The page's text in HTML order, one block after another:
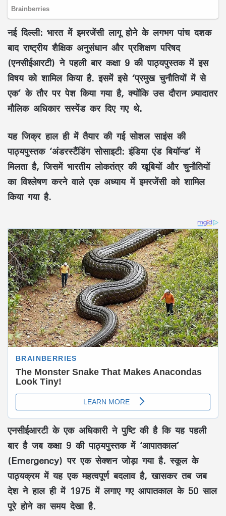
नई दिल्ली: भारत में इमरजेंसी लागू होने के लगभग पांच दशक
बाद राष्ट्रीय शैक्षिक अनुसंधान और प्रशिक्षण परिषद
(एनसीईआरटी) ने पहली बार कक्षा 9 की पाठ्यपुस्तक में इस
विषय को शामिल किया है. इसमें इसे ‘प्रमुख चुनौतियों में से
एक’ के तौर पर पेश किया गया है, क्योंकि उस दौरान ज़्यादातर
मौलिक अधिकार सस्पेंड कर दिए गए थे.
यह जिक्र हाल ही में तैयार की गई सोशल साइंस की
पाठ्यपुस्तक ‘अंडरस्टैंडिंग सोसाइटी: इंडिया एंड बियॉन्ड’ में
मिलता है, जिसमें भारतीय लोकतंत्र की खूबियों और चुनौतियों
का विश्लेषण करने वाले एक अध्याय में इमरजेंसी को शामिल
किया गया है.
एनसीईआरटी के एक अधिकारी ने पुष्टि की है कि यह पहली
बार है जब कक्षा 9 की पाठ्यपुस्तक में ‘आपातकाल’
(Emergency) पर एक सेक्शन जोड़ा गया है. स्कूल के
पाठ्यक्रम में यह एक महत्वपूर्ण बदलाव है, खासकर तब जब
देश ने हाल ही में 1975 में लगाए गए आपातकाल के 50 साल
पूरे होने का समय देखा है.